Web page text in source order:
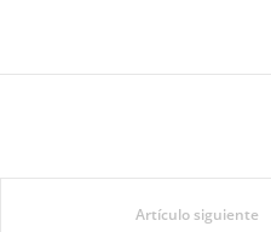
Artículo siguiente